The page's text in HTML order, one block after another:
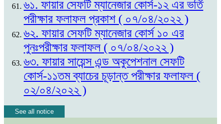
৬১. ফায়ার সেফটি ম্যানেজার কোর্স-১২ এর ভর্তি
পরীক্ষার ফলাফল প্রকাশ ( ০৭/০৪/২০২২ )
৬২. ফায়ার সেফটি ম্যানেজার কোর্স ১০ এর
পুনঃপরীক্ষার ফলাফল ( ০৭/০৪/২০২২ )
৬৩. ফায়ার সায়েন্স এন্ড অকুপেশনাল সেফটি
কোর্স-১১তম ব্যাচের চূড়ান্ত পরীক্ষার ফলাফল (
০২/০৪/২০২২ )
See all notice